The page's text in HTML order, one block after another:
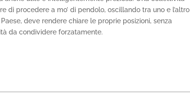
procedere a mo’ di pendolo, oscillando tra uno e l’altro
deve rendere chiare le proprie posizioni, senza
da condividere forzatamente.